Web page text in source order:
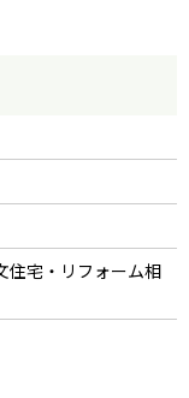
住宅・リフォーム相